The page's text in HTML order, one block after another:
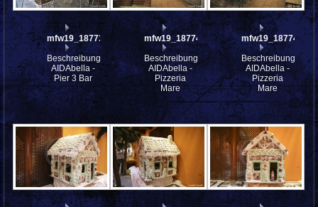
mfw19_187730
Beschreibung:
AIDAbella -
Pier 3 Bar
mfw19_187745
Beschreibung:
AIDAbella -
Pizzeria
Mare
mfw19_187743
Beschreibung:
AIDAbella -
Pizzeria
Mare